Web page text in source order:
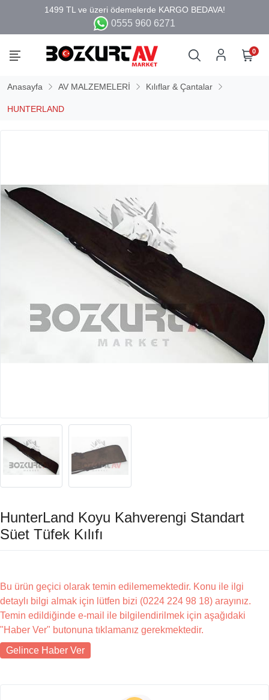
0555 960 6271
0
Anasayfa AV MALZEMELERİ Kılıflar & Çantalar
HUNTERLAND
HunterLand Koyu Kahverengi Standart
Süet Tüfek Kılıfı
Bu ürün geçici olarak temin edilememektedir. Konu ile ilgi
detaylı bilgi almak için lütfen bizi (0224 224 98 18) arayınız.
Temin edildiğinde e-mail ile bilgilendirilmek için aşağıdaki
"Haber Ver" butonuna tıklamanız gerekmektedir.
Gelince Haber Ver